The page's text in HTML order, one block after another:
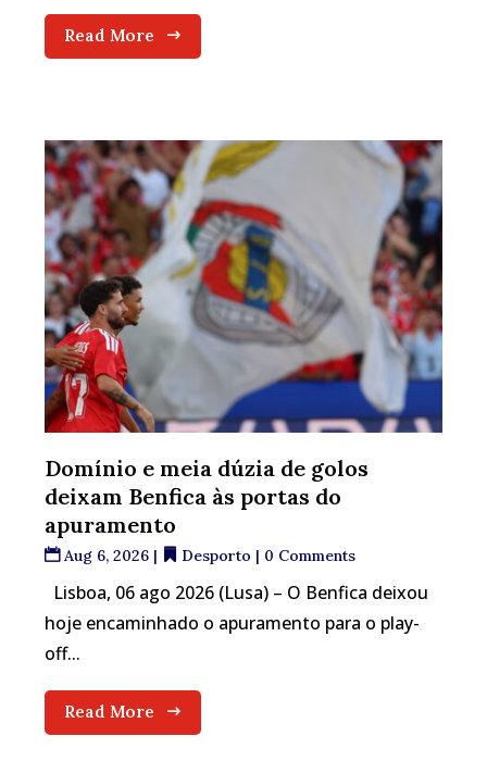
Read More
Domínio e meia dúzia de golos
deixam Benfica às portas do
apuramento
Aug 6, 2026 | Desporto | 0 Comments
Lisboa, 06 ago 2026 (Lusa) – O Benfica deixou
hoje encaminhado o apuramento para o play-
off...
Read More